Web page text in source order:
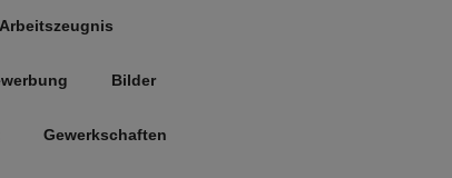
Arbeitszeugnis
Bilder
Gewerkschaften